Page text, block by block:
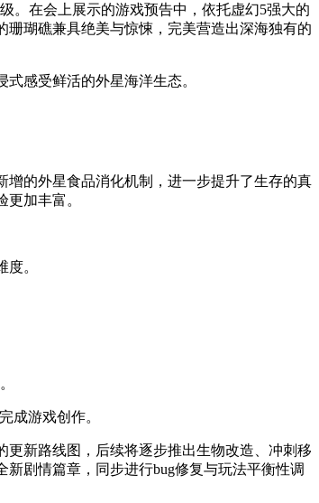
。在会上展示的游戏预告中，依托虚幻5强大的
瑚礁兼具绝美与惊悚，完美营造出深海独有的
感受鲜活的外星海洋生态。
的外星食品消化机制，进一步提升了生存的真
加丰富。
。
成游戏创作。
新路线图，后续将逐步推出生物改造、冲刺移
剧情篇章，同步进行bug修复与玩法平衡性调